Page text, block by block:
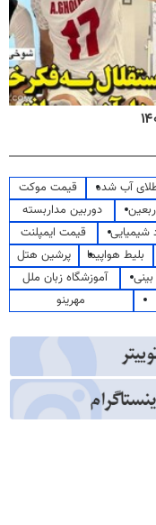
آب شده
قیمت موکت
دوربین مداربسته
شیمیایی
قیمت ایمپلنت
بلیط هواپیما
پرشین هتل
آموزشگاه زبان ملل
مهرینو